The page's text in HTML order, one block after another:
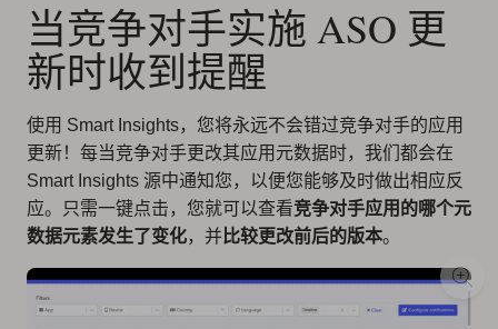
当竞争对手实施 ASO 更
新时收到提醒
使用 Smart Insights，您将永远不会错过竞争对手的应用
更新！每当竞争对手更改其应用元数据时，我们都会在
Smart Insights 源中通知您，以便您能够及时做出相应反
应。只需一键点击，您就可以查看竞争对手应用的哪个元
数据元素发生了变化，并 比较更改前后的版本。